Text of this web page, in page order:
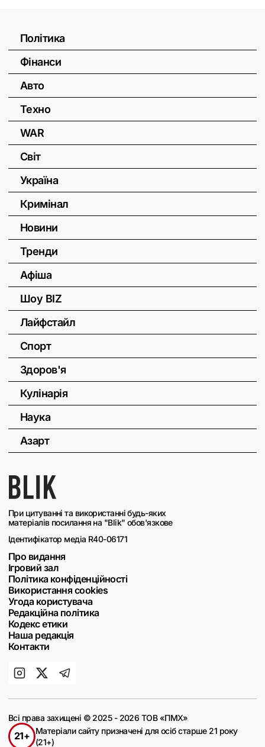
При цитуванні та використанні будь-яких
матеріалів посилання на "Blik" обов'язкове
Ідентифікатор медіа R40-06171
Про видання
Ігровий зал
Політика конфіденційності
Використання cookies
Угода користувача
Редакційна політика
Кодекс етики
Наша редакція
Контакти
Політика
Фінанси
Авто
Техно
WAR
Світ
Україна
Кримінал
Новини
Тренди
Афіша
Шоу BIZ
Лайфстайл
Спорт
Здоров'я
Кулінарія
Наука
Азарт
Всі права захищені © 2025 - 2026 ТОВ «ПМХ»
21+
Матеріали сайту призначені для осіб старше 21 року
(21+)